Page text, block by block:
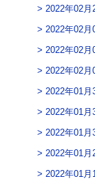
2022年02月
2022年02月
2022年02月
2022年02月
2022年01月
2022年01月
2022年01月
2022年01月
2022年01月